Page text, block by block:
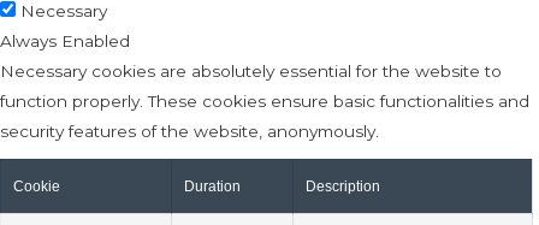
Necessary
Always Enabled
Necessary cookies are absolutely essential for the website to
function properly. These cookies ensure basic functionalities and
security features of the website, anonymously.
Cookie Duration Description